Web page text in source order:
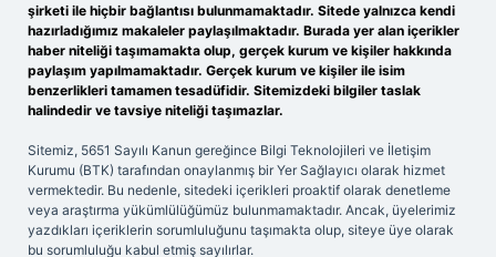
şirketi ile hiçbir bağlantısı bulunmamaktadır. Sitede yalnızca kendi
hazırladığımız makaleler paylaşılmaktadır. Burada yer alan içerikler
haber niteliği taşımamakta olup, gerçek kurum ve kişiler hakkında
paylaşım yapılmamaktadır. Gerçek kurum ve kişiler ile isim
benzerlikleri tamamen tesadüfidir. Sitemizdeki bilgiler taslak
halindedir ve tavsiye niteliği taşımazlar.
Sitemiz, 5651 Sayılı Kanun gereğince Bilgi Teknolojileri ve İletişim
Kurumu (BTK) tarafından onaylanmış bir Yer Sağlayıcı olarak hizmet
vermektedir. Bu nedenle, sitedeki içerikleri proaktif olarak denetleme
veya araştırma yükümlülüğümüz bulunmamaktadır. Ancak, üyelerimiz
yazdıkları içeriklerin sorumluluğunu taşımakta olup, siteye üye olarak
bu sorumluluğu kabul etmiş sayılırlar.